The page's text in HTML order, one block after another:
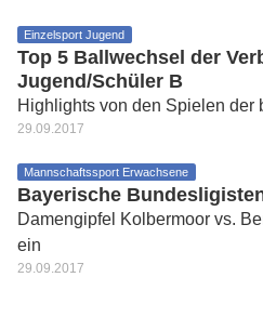
Einzelsport Jugend
Top 5 Ballwechsel der
Jugend/Schüler B
Highlights von den Spielen der
29.09.2017
Mannschaftssport Erwachsene
Bayerische
Damengipfel Kolbermoor vs.
ein
29.09.2017